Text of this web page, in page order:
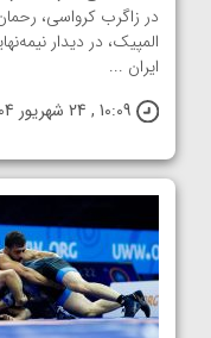
در زاگرب کرواسی،
المپیک، در دیدار
ایران ...
10:09 , 24 شهریور 04